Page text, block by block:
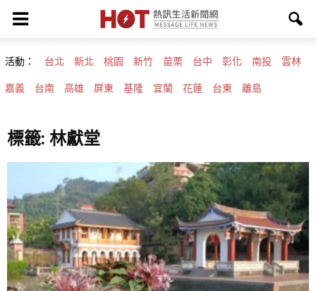
活動： 台北 新北 桃園 新竹 苗栗 台中 彰化 南投 雲林
嘉義 台南 高雄 屏東 基隆 宜蘭 花蓮 台東 離島
標籤: 林獻堂